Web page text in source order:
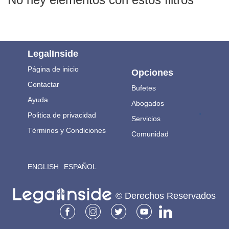
LegalInside
Página de inicio
Contactar
Ayuda
Politica de privacidad
Términos y Condiciones
ENGLISH ESPAÑOL
Opciones
Bufetes
Abogados
Servicios
Comunidad
.
© Derechos Reservados